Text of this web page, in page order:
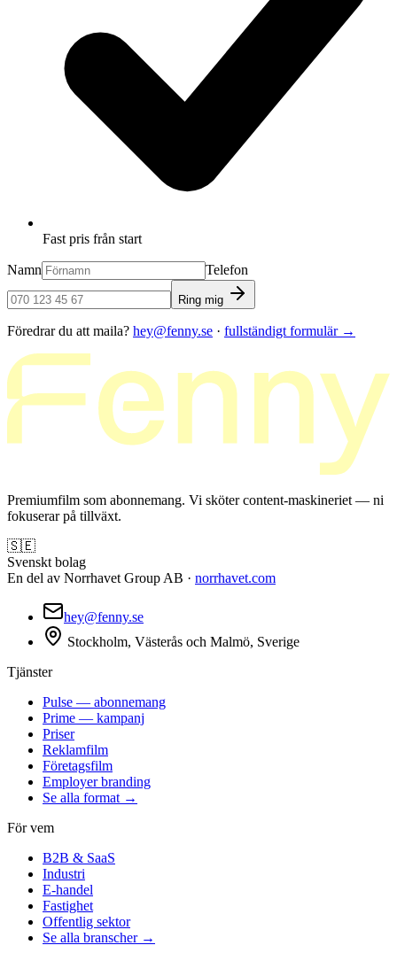
Fast pris från start
Namn Telefon
Ring mig
Föredrar du att maila? hey@fenny.se · fullständigt formulär→
Premiumfilm som abonnemang. Vi sköter content-maskineriet — ni
fokuserar på tillväxt.
🇸🇪
Svenskt bolag
En del av Norrhavet Group AB · norrhavet.com
hey@fenny.se
Stockholm, Västerås och Malmö, Sverige
Tjänster
Pulse — abonnemang
Prime — kampanj
Priser
Reklamfilm
Företagsfilm
Employer branding
Se alla format →
För vem
B2B & SaaS
Industri
E-handel
Fastighet
Offentlig sektor
Se alla branscher →